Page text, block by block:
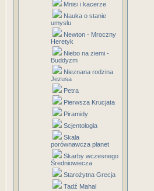
Mnisi i kacerze
Nauka o stanie
umyslu
Newton - Mroczny
Heretyk
Niebo na ziemi -
Buddyzm
Nieznana rodzina
Jezusa
Petra
Pierwsza Krucjata
Piramidy
Scjentologia
Skala
porównawcza planet
Skarby wczesnego
Średniowiecza
Starożytna Grecja
Tadź Mahal